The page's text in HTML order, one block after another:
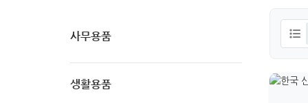
사무용품
생활용품